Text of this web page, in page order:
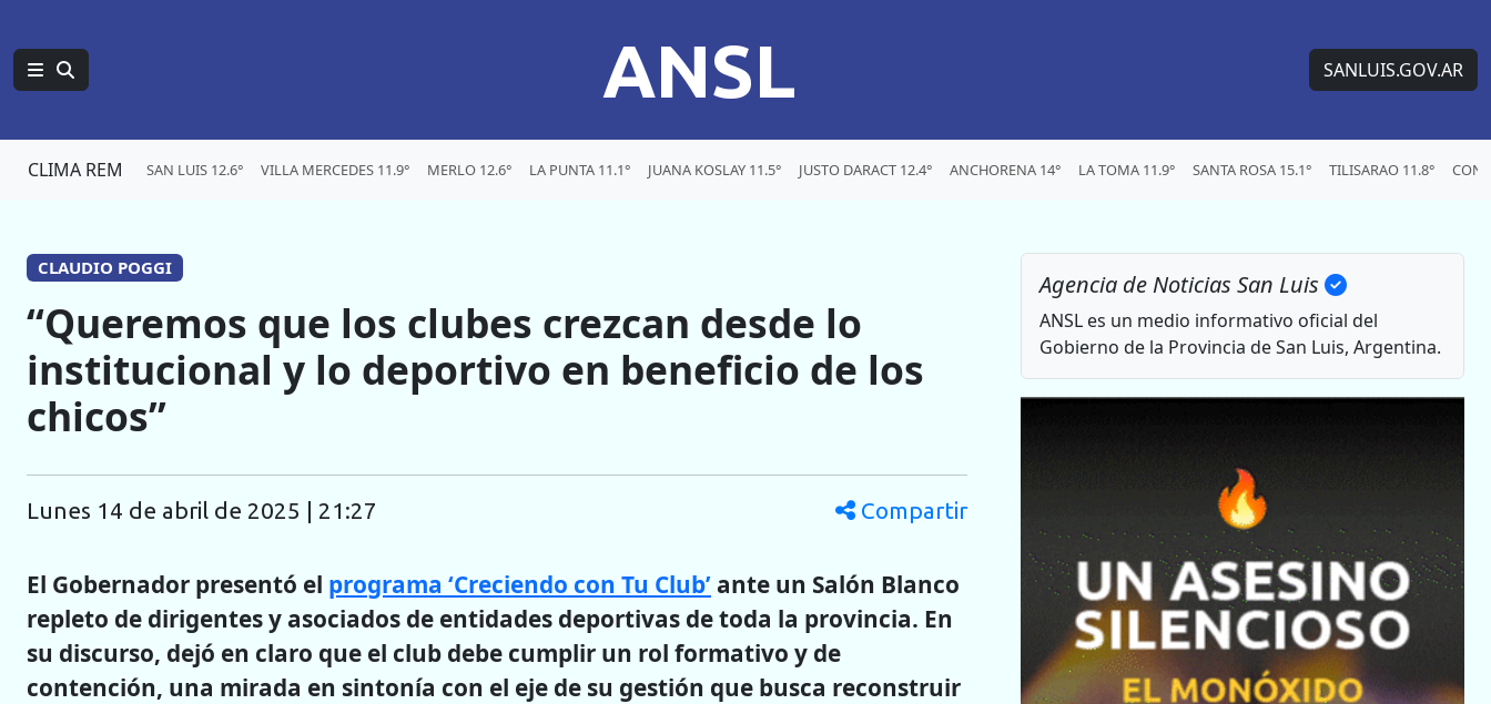
ANSL SANLUIS.GOV.AR
CLIMA REM SAN LUIS 12.6° VILLA MERCEDES 11.9° MERLO 12.6° LA PUNTA 11.1° JUANA KOSLAY 11.5° JUSTO DARACT 12.4° ANCHORENA 14° LA TOMA 11.9° SANTA ROSA 15.1° TILISARAO 11.8°
CLAUDIO POGGI
“Queremos que los clubes crezcan desde lo
institucional y lo deportivo en beneficio de los
chicos”
lunes 14 de abril de 2025 | 21:27 Compartir
El Gobernador presentó el programa ‘Creciendo con Tu Club’ ante un Salón Blanco
repleto de dirigentes y asociados de entidades deportivas de toda la provincia. En
su discurso, dejó en claro que el club debe cumplir un rol formativo y de
contención, una mirada en sintonía con el eje de su gestión que busca reconstruir
Agencia de Noticias San Luis
ANSL es un medio informativo oficial del
Gobierno de la Provincia de San Luis, Argentina.